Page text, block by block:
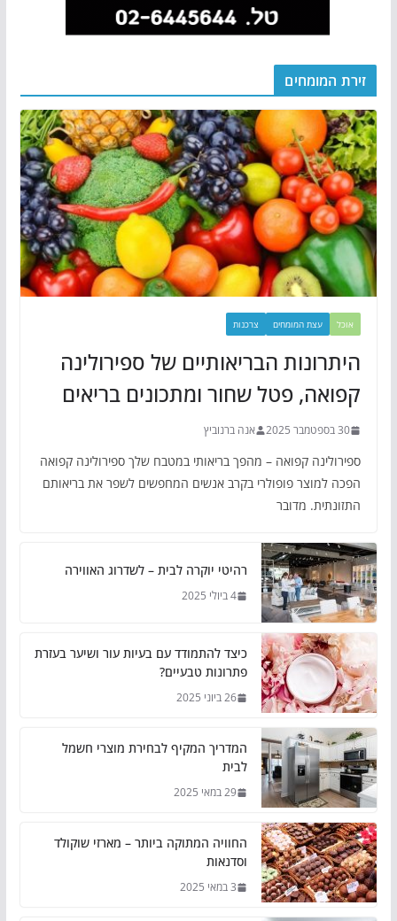
זירת המומחים
אוכל עצת המומחים צרכנות
היתרונות הבריאותיים של ספירולינה
קפואה, פטל שחור ומתכונים בריאים
30 בספטמבר 2025 אנה ברנוביץ
ספירולינה קפואה – מהפך בריאותי במטבח שלך ספירולינה קפואה
הפכה למוצר פופולרי בקרב אנשים המחפשים לשפר את בריאותם
התזונתית. מדובר
רהיטי יוקרה לבית – לשדרוג האווירה
4 ביולי 2025
כיצד להתמודד עם בעיות עור ושיער בעזרת
פתרונות טבעיים?
26 ביוני 2025
המדריך המקיף לבחירת מוצרי חשמל
לבית
29 במאי 2025
החוויה המתוקה ביותר – מארזי שוקולד
וסדנאות
3 במאי 2025